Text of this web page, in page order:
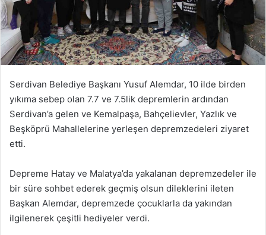
Serdivan Belediye Başkanı Yusuf Alemdar, 10 ilde birden
yıkıma sebep olan 7.7 ve 7.5lik depremlerin ardından
Serdivan’a gelen ve Kemalpaşa, Bahçelievler, Yazlık ve
Beşköprü Mahallelerine yerleşen depremzedeleri ziyaret
etti.
Depreme Hatay ve Malatya’da yakalanan depremzedeler ile
bir süre sohbet ederek geçmiş olsun dileklerini ileten
Başkan Alemdar, depremzede çocuklarla da yakından
ilgilenerek çeşitli hediyeler verdi.